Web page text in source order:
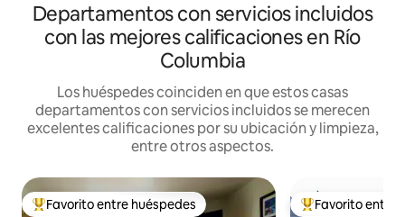
Departamentos con servicios incluidos
con las mejores calificaciones en Río
Columbia
Los huéspedes coinciden en que estos casas
departamentos con servicios incluidos se merecen
excelentes calificaciones por su ubicación y limpieza,
entre otros aspectos.
Favorito entre los huéspedes más destacados
Favorito entre huéspedes Favorito entre
Favorito entre